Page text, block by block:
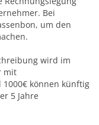
Bei
um den
wird im
mit
1000€ können künftig
5 Jahre